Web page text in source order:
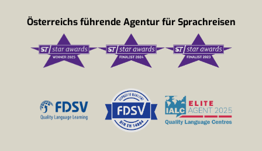
Österreichs führende Agentur für Sprachreisen